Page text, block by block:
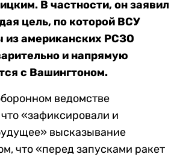
В частности, он заявил
цель, по которой ВСУ
из американских РСЗО
и напрямую
с Вашингтоном.
ведомстве
«зафиксировали и
высказывание
что «перед запусками ракет